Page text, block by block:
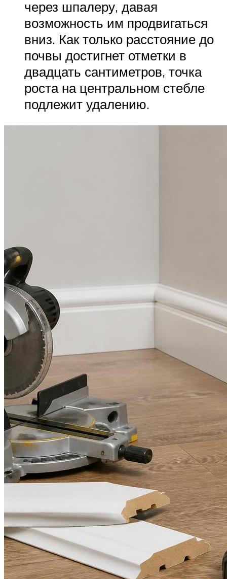
через шпалеру, давая
возможность им продвигаться
вниз. Как только расстояние до
почвы достигнет отметки в
двадцать сантиметров, точка
роста на центральном стебле
подлежит удалению.